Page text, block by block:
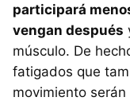
participará
vengan después
músculo. De
fatigados que
movimiento